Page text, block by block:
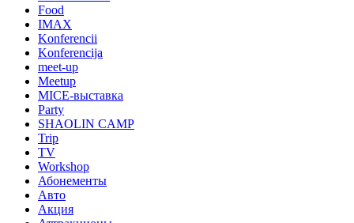
Food
IMAX
Konferencii
Konferencija
meet-up
Meetup
MICE-выставка
Party
SHAOLIN CAMP
Trip
TV
Workshop
Абонементы
Авто
Акция